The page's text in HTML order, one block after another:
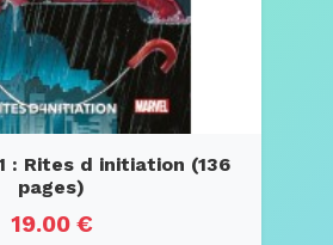
: Rites d initiation (136
pages)
19.00 €